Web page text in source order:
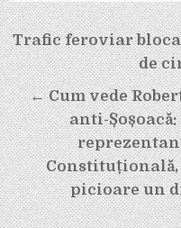
Navigare
în
articole
Trafic feroviar
de
← Cum vede
anti-Șoșoacă:
Constituțională,
picioare un